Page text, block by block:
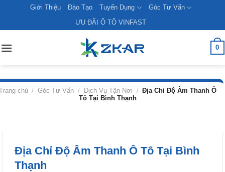
content
Giới Thiệu Đào Tạo Tuyển Dụng
Góc Tư Vấn
ƯU ĐÃI Ô TÔ VINFAST
0
chủ / Góc Tư Vấn / Dịch Vụ Tận Nơi / Địa Chỉ Độ Âm Thanh Ô
Tô Tại Bình Thạnh
Địa Chỉ Độ Âm Thanh Ô Tô Tại Bình
Thạnh